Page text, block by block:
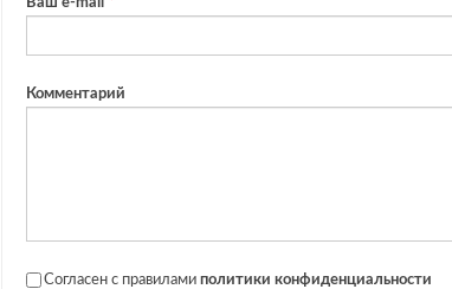
Комментарий
Согласен с правилами политики конфиденциальности